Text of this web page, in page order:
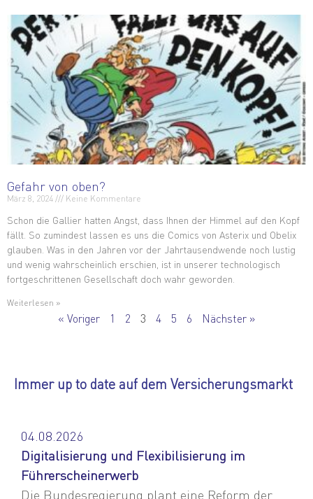
Gefahr von oben?
März 8, 2024 Keine Kommentare
Schon die Gallier hatten Angst, dass Ihnen der Himmel auf den Kopf
fällt. So zumindest lassen es uns die Comics von Asterix und Obelix
glauben. Was in den Jahren vor der Jahrtausendwende noch lustig
und wenig wahrscheinlich erschien, ist in unserer technologisch
fortgeschrittenen Gesellschaft doch wahr geworden.
Weiterlesen »
« Voriger 1 2 3 4 5 6 Nächster »
Immer up to date auf dem Versicherungsmarkt
04.08.2026
Digitalisierung und Flexibilisierung im
Führerscheinerwerb
Die Bundesregierung plant eine Reform der